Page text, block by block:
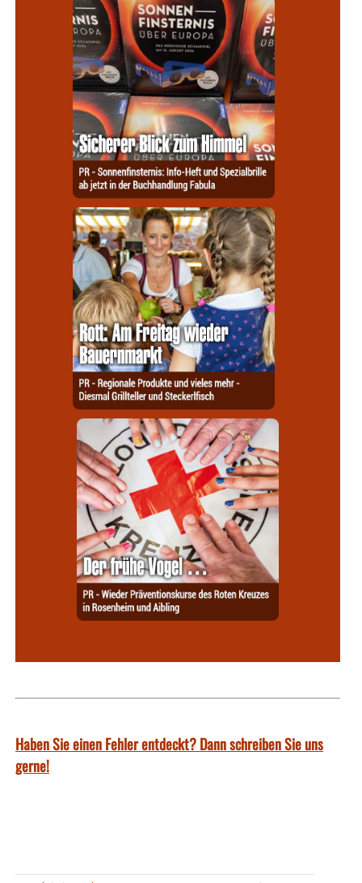
Haben Sie einen Fehler entdeckt? Dann schreiben Sie uns
gerne!